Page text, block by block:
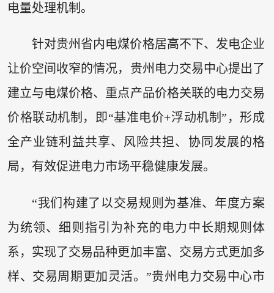
电量处理机制。
针对贵州省内电煤价格居高不下、发电企业
让价空间收窄的情况，贵州电力交易中心提出了
建立与电煤价格、重点产品价格关联的电力交易
价格联动机制，即“基准电价+浮动机制”，形成
全产业链利益共享、风险共担、协同发展的格
局，有效促进电力市场平稳健康发展。
“我们构建了以交易规则为基准、年度方案
为统领、细则指引为补充的电力中长期规则体
系，实现了交易品种更加丰富、交易方式更加多
样、交易周期更加灵活。”贵州电力交易中心市